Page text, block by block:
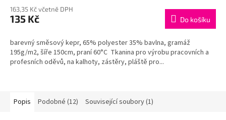
163,35 Kč včetně DPH
135 Kč Do košíku
barevný směsový kepr, 65% polyester 35% bavlna, gramáž
195g/m2, šíře 150cm, praní 60°C Tkanina pro výrobu pracovních a
profesních oděvů, na kalhoty, zástěry, pláště pro...
Popis Podobné (12) Související soubory (1)